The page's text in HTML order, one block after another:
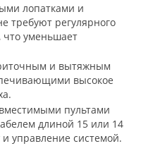
лопатками и
требуют регулярного
что уменьшает
и вытяжным
высокое
пультами
длиной 15 или 14
управление системой.